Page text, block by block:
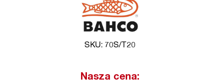
SKU: 70S/T20
Nasza cena: